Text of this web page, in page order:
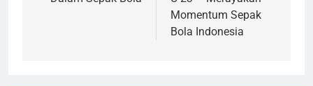
Momentum Sepak
Bola Indonesia